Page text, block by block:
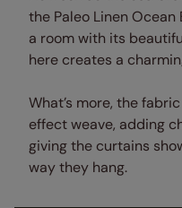
the Paleo Linen
a room with its
here creates a
What’s more, the
effect weave, adding
giving the curtains
way they hang.